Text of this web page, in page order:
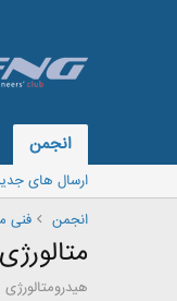
انجمن
ارسال های
انجمن
فنی
هیدرومتالورژی